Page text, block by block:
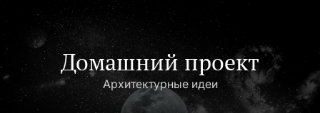
содержимому
Домашний проект
Архитектурные идеи